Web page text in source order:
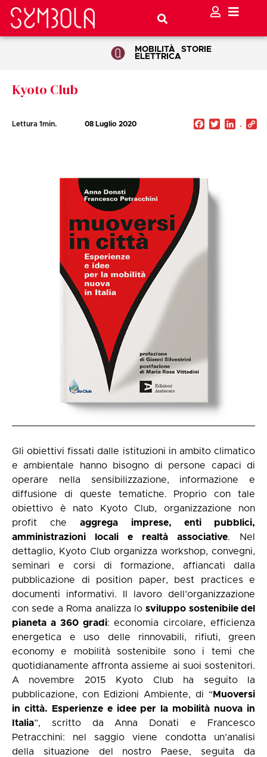
MOBILITÀ
ELETTRICA
STORIE
Kyoto Club
Lettura 1min. 08 Luglio 2020 Facebook
Twitter
Gli obiettivi fissati dalle istituzioni in ambito climatico
e ambientale hanno bisogno di persone capaci di
operare nella sensibilizzazione, informazione e
diffusione di queste tematiche. Proprio con tale
obiettivo è nato Kyoto Club, organizzazione non
profit cheaggrega imprese, enti pubblici,
amministrazioni locali e realtà associative. Nel
dettaglio, Kyoto Club organizza workshop, convegni,
seminari e corsi di formazione, affiancati dalla
pubblicazione di position paper, best practices e
documenti informativi. Il lavoro dell’organizzazione
con sede a Roma analizza losviluppo sostenibile del
pianeta a 360 gradi: economia circolare, efficienza
energetica e uso delle rinnovabili, rifiuti, green
economy e mobilità sostenibile sono i temi che
quotidianamente affronta assieme ai suoi sostenitori.
A novembre 2015 Kyoto Club ha seguito la
pubblicazione, con Edizioni Ambiente, di “ Muoversi
in città. Esperienze e idee per la mobilità nuova in
Italia”, scritto da Anna Donati e Francesco
Petracchini: nel saggio viene condotta un’analisi
della situazione del nostro Paese, seguita da